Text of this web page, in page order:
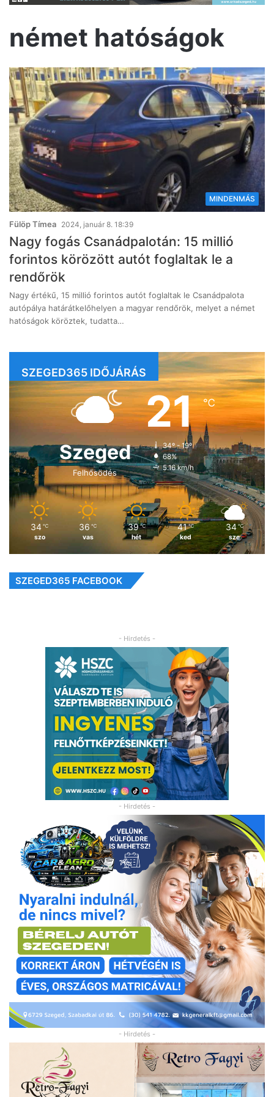
német hatóságok
MINDENMÁS
Fülöp Tímea 2024, január 8. 18:39
Nagy fogás Csanádpalotán: 15 millió
forintos körözött autót foglaltak le a
rendőrök
Nagy értékű, 15 millió forintos autót foglaltak le Csanádpalota
autópálya határátkelőhelyen a magyar rendőrök, melyet a német
hatóságok köröztek, tudatta…
SZEGED365 IDŐJÁRÁS
Szeged
Felhősödés
21℃
34º - 19º
68%
5.16 km/h
34 ℃
szo
36 ℃
vas
39 ℃
hét
41 ℃
ked
34 ℃
sze
SZEGED365 FACEBOOK
- Hirdetés -
- Hirdetés -
- Hirdetés -